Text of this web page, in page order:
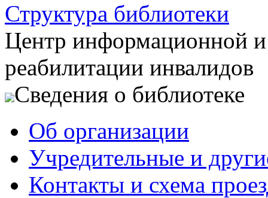
Структура библиотеки
Центр информационной и
реабилитации инвалидов
Сведения о библиотеке
Об организации
Учредительные и
Контакты и схема